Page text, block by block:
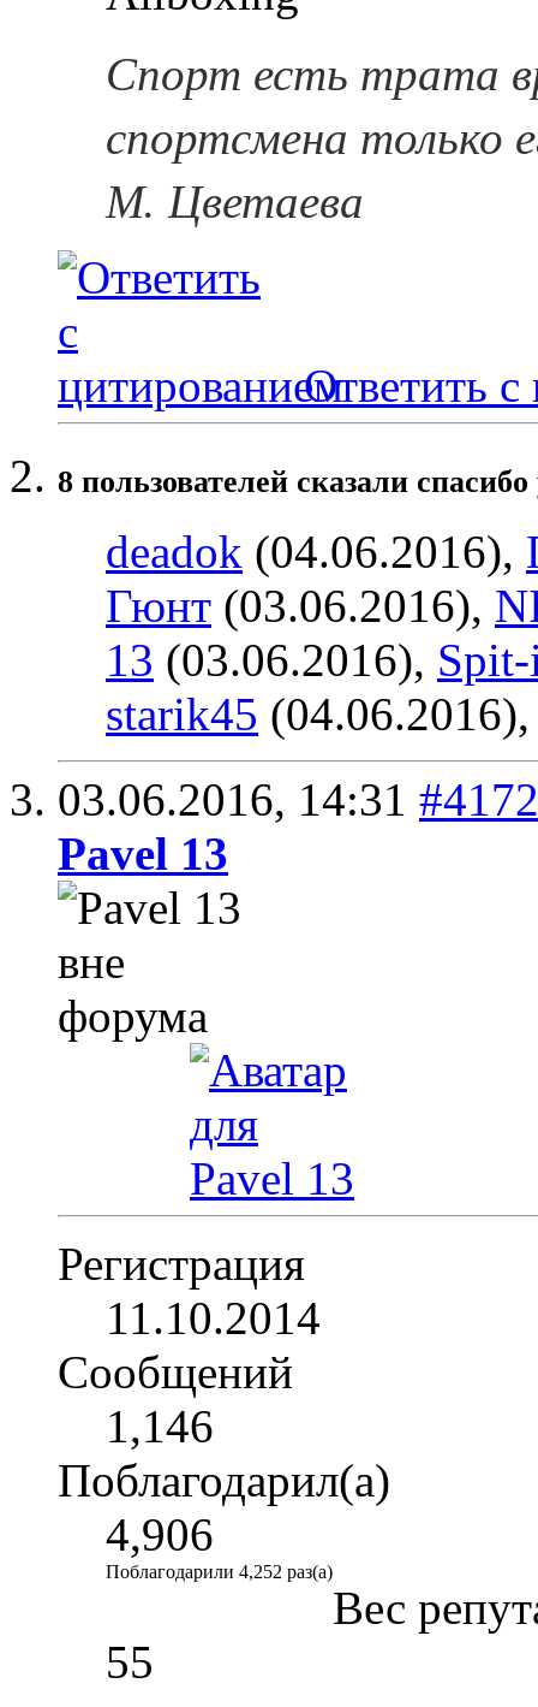
Спорт есть трата
спортсмена только
М. Цветаева
Ответить с
8 пользователей сказали
deadok (04.06.2016),
Гюнт (03.06.2016),
13 (03.06.2016),
starik45
03.06.2016, 14:31 #4172
Pavel 13
Регистрация
11.10.2014
Сообщений
1,146
Поблагодарил(а)
4,906
Поблагодарили 4,252 раз(а)
Вес
55